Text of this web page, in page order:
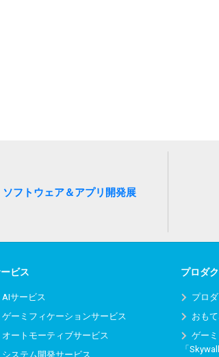
フトウェア＆アプリ開発展
ビス
AIサービス
ゲーミフィケーションサービス
オートモーティブサービス
システム開発サービス
プロダ
プロ
おも
ゲー
「